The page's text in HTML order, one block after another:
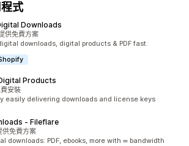
式
Downloads
供免費方案
downloads, digital products & PDF fast.
Products
安裝
easily delivering downloads and license keys
‑ Fileflare
供免費方案
downloads: PDF, ebooks, more with ∞ bandwidth